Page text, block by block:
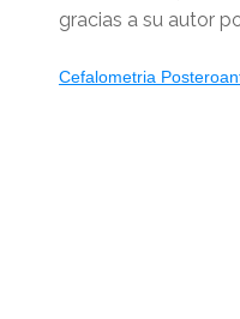
gracias a su autor
Cefalometria